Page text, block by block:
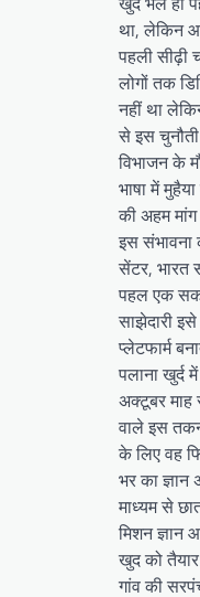
था, लेकिन
पहली सीढ़ी
लोगों तक
नहीं था
से इस
विभाजन के
भाषा में
की अहम
इस
सेंटर, भारत
पहल एक
साझेदारी
प्लेटफार्म
पलाना खुर्द
अक्टूबर
वाले इस
के लिए वह
भर का
माध्यम से
मिशन ज्ञान
खुद को
गांव की